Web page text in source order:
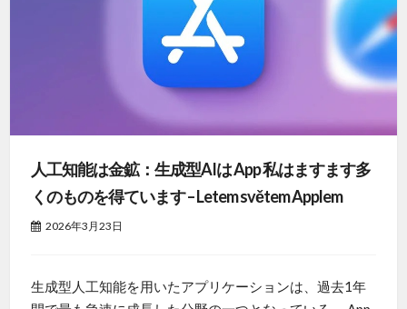
人工知能は金鉱：生成型AIは App 私はますます多
くのものを得ています – Letem světem Applem
2026年3月23日
生成型人工知能を用いたアプリケーションは、過去1年